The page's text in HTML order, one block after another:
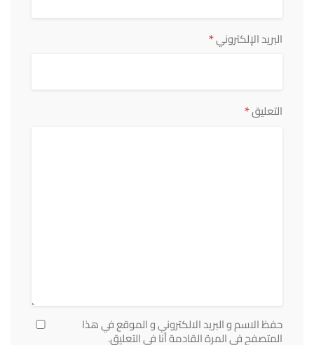
البريد الإلكتروني*
التعليق*
حفظ الاسم و البريد الالكتروني و الموقع في هذا
المتصفح في المرة القادمة أنا في التعليق.